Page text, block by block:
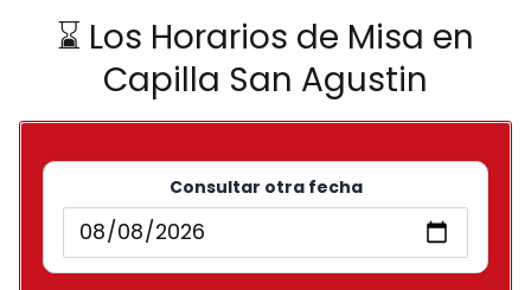
⌛ Los Horarios de Misa en
Capilla San Agustin
Consultar otra fecha